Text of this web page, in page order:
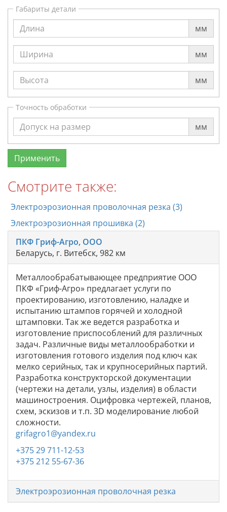
Габариты детали
мм
мм
мм
Точность обработки
мм
Смотрите также:
Электроэрозионная проволочная резка (3)
Электроэрозионная прошивка (2)
ПКФ Гриф-Агро, ООО
Беларусь, г. Витебск, 982 км
Металлообрабатывающее предприятие ООО
ПКФ «Гриф-Агро» предлагает услуги по
проектированию, изготовлению, наладке и
испытанию штампов горячей и холодной
штамповки. Так же ведется разработка и
изготовление приспособлений для различных
задач. Различные виды металлообработки и
изготовления готового изделия под ключ как
мелко серийных, так и крупносерийных партий.
Разработка конструкторской документации
(чертежи на детали, узлы, изделия) в области
машиностроения. Оцифровка чертежей, планов,
схем, эскизов и т.п. 3D моделирование любой
сложности.
grifagro1@yandex.ru
+375 29 711-12-53
+375 212 55-67-36
Электроэрозионная проволочная резка